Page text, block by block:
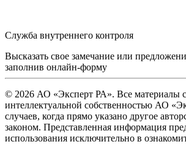
Служба внутреннего контроля
Высказать свое замечание или
заполнив онлайн-форму
© 2026 АО «Эксперт РА». Все материалы
интеллектуальной собственностью АО
случаев, когда прямо указано другое
законом. Представленная информация
использования исключительно в